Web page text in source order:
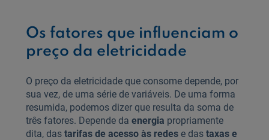
Os fatores que influenciam o
preço da eletricidade
O preço da eletricidade que consome depende, por
sua vez, de uma série de variáveis. De uma forma
resumida, podemos dizer que resulta da soma de
três fatores. Depende da energia propriamente
dita, das tarifas de acesso às redese das taxas e